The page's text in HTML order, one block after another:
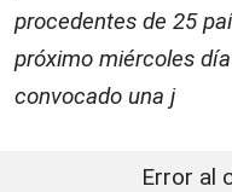
procedentes de 25
próximo miércoles
convocado una j
Error al